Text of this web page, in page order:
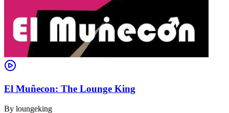
El Muñecon: The Lounge King
By loungeking